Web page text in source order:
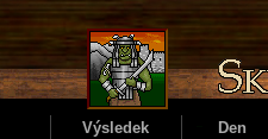
Výsledek
Den